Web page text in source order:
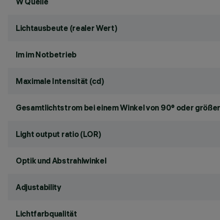
Lichtausbeute (realer Wert)
lm im Notbetrieb
Maximale Intensität (cd)
Gesamtlichtstrom bei einem Winkel von 90° oder
Light output ratio (LOR)
Optik und Abstrahlwinkel
Adjustability
Lichtfarbqualität